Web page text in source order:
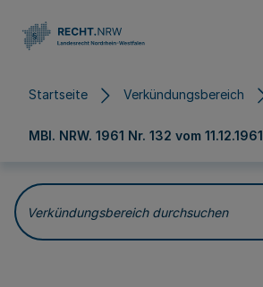
Startseite Verkündungsbereich
MBl. NRW. 1961 Nr. 132 vom 11.12.1961
Verkündungsbereich durchsuchen